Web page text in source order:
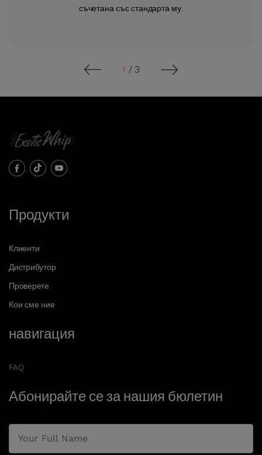
съчетана със стандарта му.
1 / 3
Продукти
Клиенти
Дистрибутор
Проверете
Кои сме ние
навигация
FAQ
Абонирайте се за нашия бюлетин